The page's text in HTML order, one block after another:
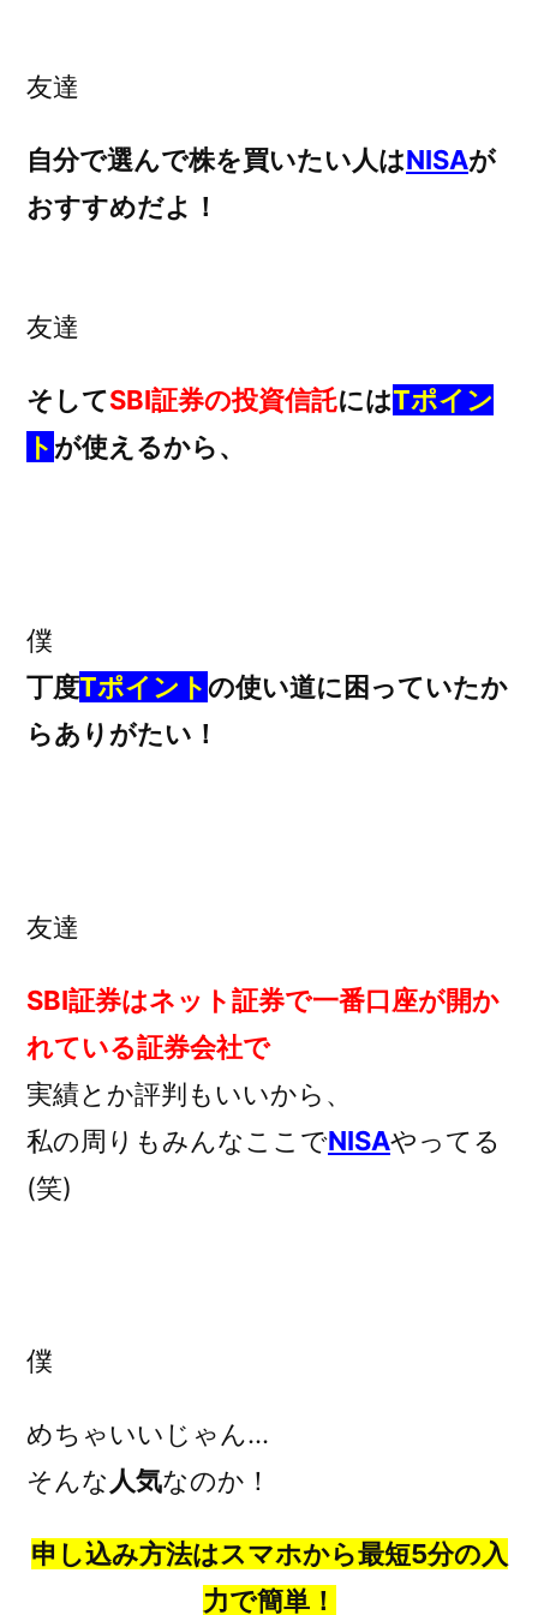
友達
自分で選んで株を買いたい人はNISAが
おすすめだよ！
友達
そしてSBI証券の投資信託にはTポイン
ト が使えるから、
僕
丁度Tポイントの使い道に困っていたか
らありがたい！
友達
SBI証券はネット証券で一番口座が開か
れている証券会社で
実績とか評判もいいから、
私の周りもみんなここでNISAやってる
(笑)
僕
めちゃいいじゃん…
そんな 人気なのか！
申し込み方法はスマホから最短5分の入
力で簡単！